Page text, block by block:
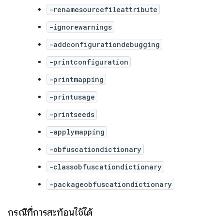
-renamesourcefileattribute
-ignorewarnings
-addconfigurationdebugging
-printconfiguration
-printmapping
-printusage
-printseeds
-applymapping
-obfuscationdictionary
-classobfuscationdictionary
-packageobfuscationdictionary
กรณีที่การสะท้อนใช้ได้